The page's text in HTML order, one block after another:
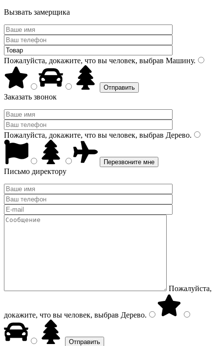
Вызвать замерщика
Пожалуйста, докажите, что вы человек, выбрав Машину.
Заказать звонок
Пожалуйста, докажите, что вы человек, выбрав Дерево.
Письмо директору
Пожалуйста,
докажите, что вы человек, выбрав Дерево.